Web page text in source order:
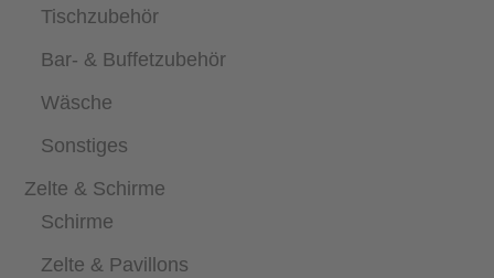
Tischzubehör
Bar- & Buffetzubehör
Wäsche
Sonstiges
Zelte & Schirme
Schirme
Zelte & Pavillons